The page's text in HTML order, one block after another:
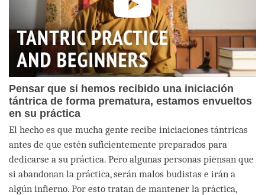
Pensar que si hemos recibido una iniciación
tántrica de forma prematura, estamos envueltos
en su práctica
El hecho es que mucha gente recibe iniciaciones tántricas
antes de que estén suficientemente preparados para
dedicarse a su práctica. Pero algunas personas piensan que
si abandonan la práctica, serán malos budistas e irán a
algún infierno. Por esto tratan de mantener la práctica,